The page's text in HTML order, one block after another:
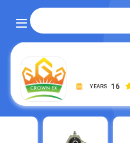
16
YEARS